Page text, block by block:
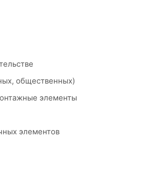
общественных)
элементы
элементов